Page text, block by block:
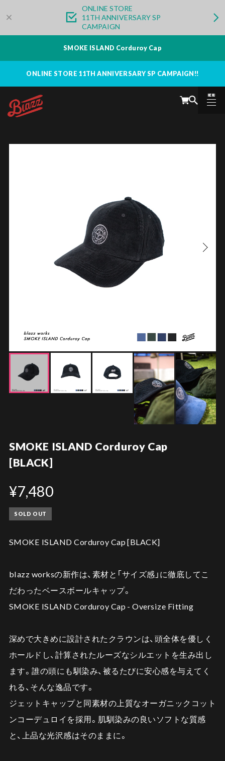
ONLINE STORE
11TH ANNIVERSARY SP
CAMPAIGN
SMOKE ISLAND Corduroy Cap
ONLINE STORE 11TH ANNIVERSARY SP CAMPAIGN!!
MENU
CLOSE
SMOKE ISLAND Corduroy Cap
[BLACK]
¥7,480
SOLD OUT
SMOKE ISLAND Corduroy Cap [BLACK]
blazz worksの新作は、素材と「サイズ感」に徹底してこ
だわったベースボールキャップ。
SMOKE ISLAND Corduroy Cap - Oversize Fitting
深めで大きめに設計されたクラウンは、頭全体を優しく
ホールドし、計算されたルーズなシルエットを生み出し
ます。誰の頭にも馴染み、被るたびに安心感を与えてく
れる、そんな逸品です。
ジェットキャップと同素材の上質なオーガニックコット
ンコーデュロイを採用。肌馴染みの良いソフトな質感
と、上品な光沢感はそのままに。